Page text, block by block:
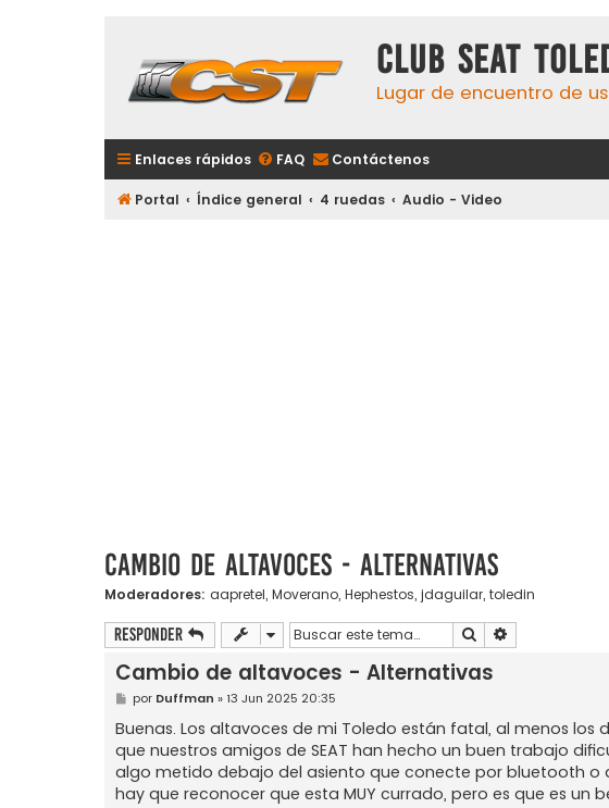
Club Seat
Lugar de encuentro de
Enlaces rápidos FAQ Contáctenos
Portal Índice general 4 ruedas Audio - Video
Cambio de altavoces - Alternativas
Moderadores: aapretel, Moverano, Hephestos, jdaguilar, toledin
Responder Buscar
Cambio de altavoces - Alternativas
M
e
n
s
a
j
e
por Duffman » 13 Jun 2025 20:35
Buenas. Los altavoces de mi Toledo están fatal, al menos
que nuestros amigos de SEAT han hecho un buen trabajo
algo metido debajo del asiento que conecte por bluetooth o
hay que reconocer que esta MUY currado, pero es que es